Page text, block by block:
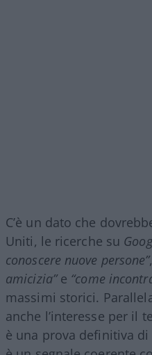
C’è un dato che
Uniti, le ricerche su
conoscere nuove persone”,
amicizia”e “come
massimi storici.
anche l’interesse per il
è una prova definitiva